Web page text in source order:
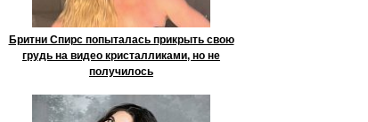
Бритни Спирс попыталась прикрыть свою
грудь на видео кристалликами, но не
получилось